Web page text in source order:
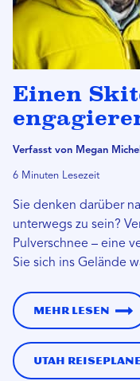
Einen
Verfasst von Megan
6 Minuten Lesezeit
Sie denken darüber
unterwegs zu sein?
Pulverschnee – eine
Sie sich ins Gelände
Mehr lesen
Utah